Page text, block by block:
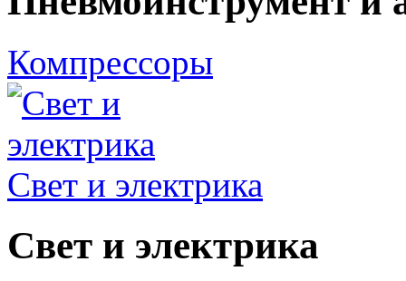
Компрессоры
Свет и электрика
Свет и электрика